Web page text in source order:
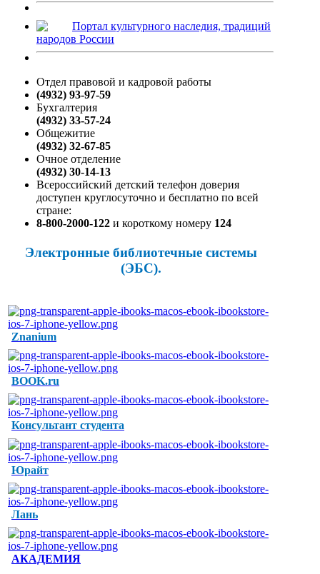
Портал культурного наследия, традиций
народов России
Отдел правовой и кадровой работы
(4932) 93-97-59
Бухгалтерия
(4932) 33-57-24
Общежитие
(4932) 32-67-85
Очное отделение
(4932) 30-14-13
Всероссийский детский телефон доверия
доступен круглосуточно и бесплатно по всей
стране:
8-800-2000-122 и короткому номеру 124
Электронные библиотечные системы
(ЭБС).
Znanium
BOOK.ru
Консультант студента
Юрайт
Лань
АКАДЕМИЯ